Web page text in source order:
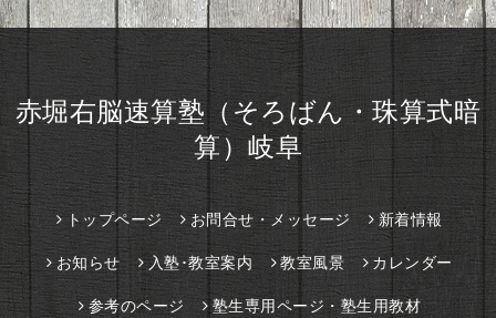
赤堀右脳速算塾（そろばん・珠算式暗
算）岐阜
トップページ お問合せ・メッセージ 新着情報
お知らせ 入塾･教室案内 教室風景 カレンダー
参考のページ 塾生専用ページ・塾生用教材